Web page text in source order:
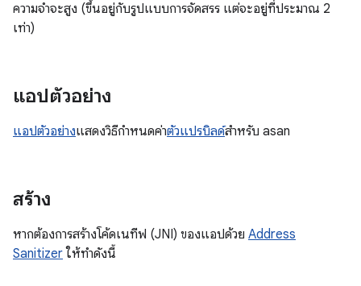
ความจำจะสูง (ขึ้นอยู่กับรูปแบบการจัดสรร แต่จะอยู่ที่ประมาณ 2
เท่า)
แอปตัวอย่าง
แอปตัวอย่างแสดงวิธีกําหนดค่าตัวแปรบิลด์สําหรับ asan
สร้าง
หากต้องการสร้างโค้ดเนทีฟ (JNI) ของแอปด้วย Address
Sanitizer ให้ทำดังนี้